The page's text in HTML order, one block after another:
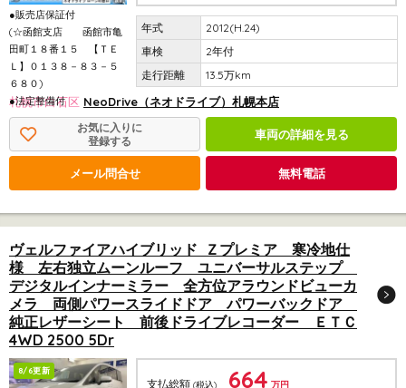
●販売店保証付
(☆函館支店 函館市亀
田町１８番１５ 【ＴＥ
Ｌ】０１３８－８３－５
６８０)
●法定整備付
2012(H.24)
2年付
13.5万km
札幌市白石区 NeoDrive（ネオドライブ）札幌本店
お気に入りに
登録する
車両の詳細を見る
メール問合せ 無料電話
ヴェルファイアハイブリッド Ｚプレミア 寒冷地仕
様 左右独立ムーンルーフ ユニバーサルステップ
デジタルインナーミラー 全方位アラウンドビューカ
メラ 両側パワースライドドア パワーバックドア
純正レザーシート 前後ドライブレコーダー ＥＴＣ
4WD 2500 5Dr
8/6更新
支払総額 (税込) 664 万円